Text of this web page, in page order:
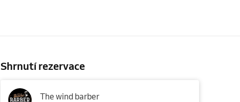
Shrnutí rezervace
The wind barber